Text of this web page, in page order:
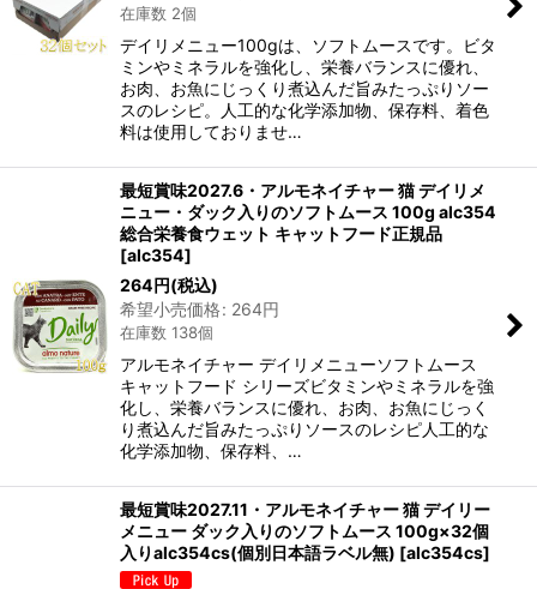
在庫数 2個
デイリメニュー100gは、ソフトムースです。ビタ
ミンやミネラルを強化し、栄養バランスに優れ、
お肉、お魚にじっくり煮込んだ旨みたっぷりソー
スのレシピ。人工的な化学添加物、保存料、着色
料は使用しておりませ…
最短賞味2027.6・アルモネイチャー 猫 デイリメ
ニュー・ダック入りのソフトムース 100g alc354
総合栄養食ウェット キャットフード正規品
[alc354]
264円(税込)
希望小売価格: 264円
在庫数 138個
アルモネイチャー デイリメニューソフトムース
キャットフード シリーズビタミンやミネラルを強
化し、栄養バランスに優れ、お肉、お魚にじっく
り煮込んだ旨みたっぷりソースのレシピ人工的な
化学添加物、保存料、…
最短賞味2027.11・アルモネイチャー 猫 デイリー
メニュー ダック入りのソフトムース 100g×32個
入りalc354cs(個別日本語ラベル無) [alc354cs]